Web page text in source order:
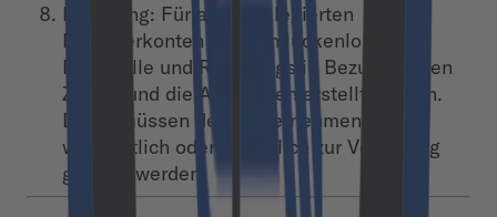
Reporting: Für alle privilegierten
Benutzerkonten müssen lückenlose
Protokolle und Reportings in Bezug auf den
Zugriff und die Aktivitäten erstellt werden.
Diese müssen dem Unternehmen
wöchentlich oder monatlich zur Verfügung
gestellt werden.